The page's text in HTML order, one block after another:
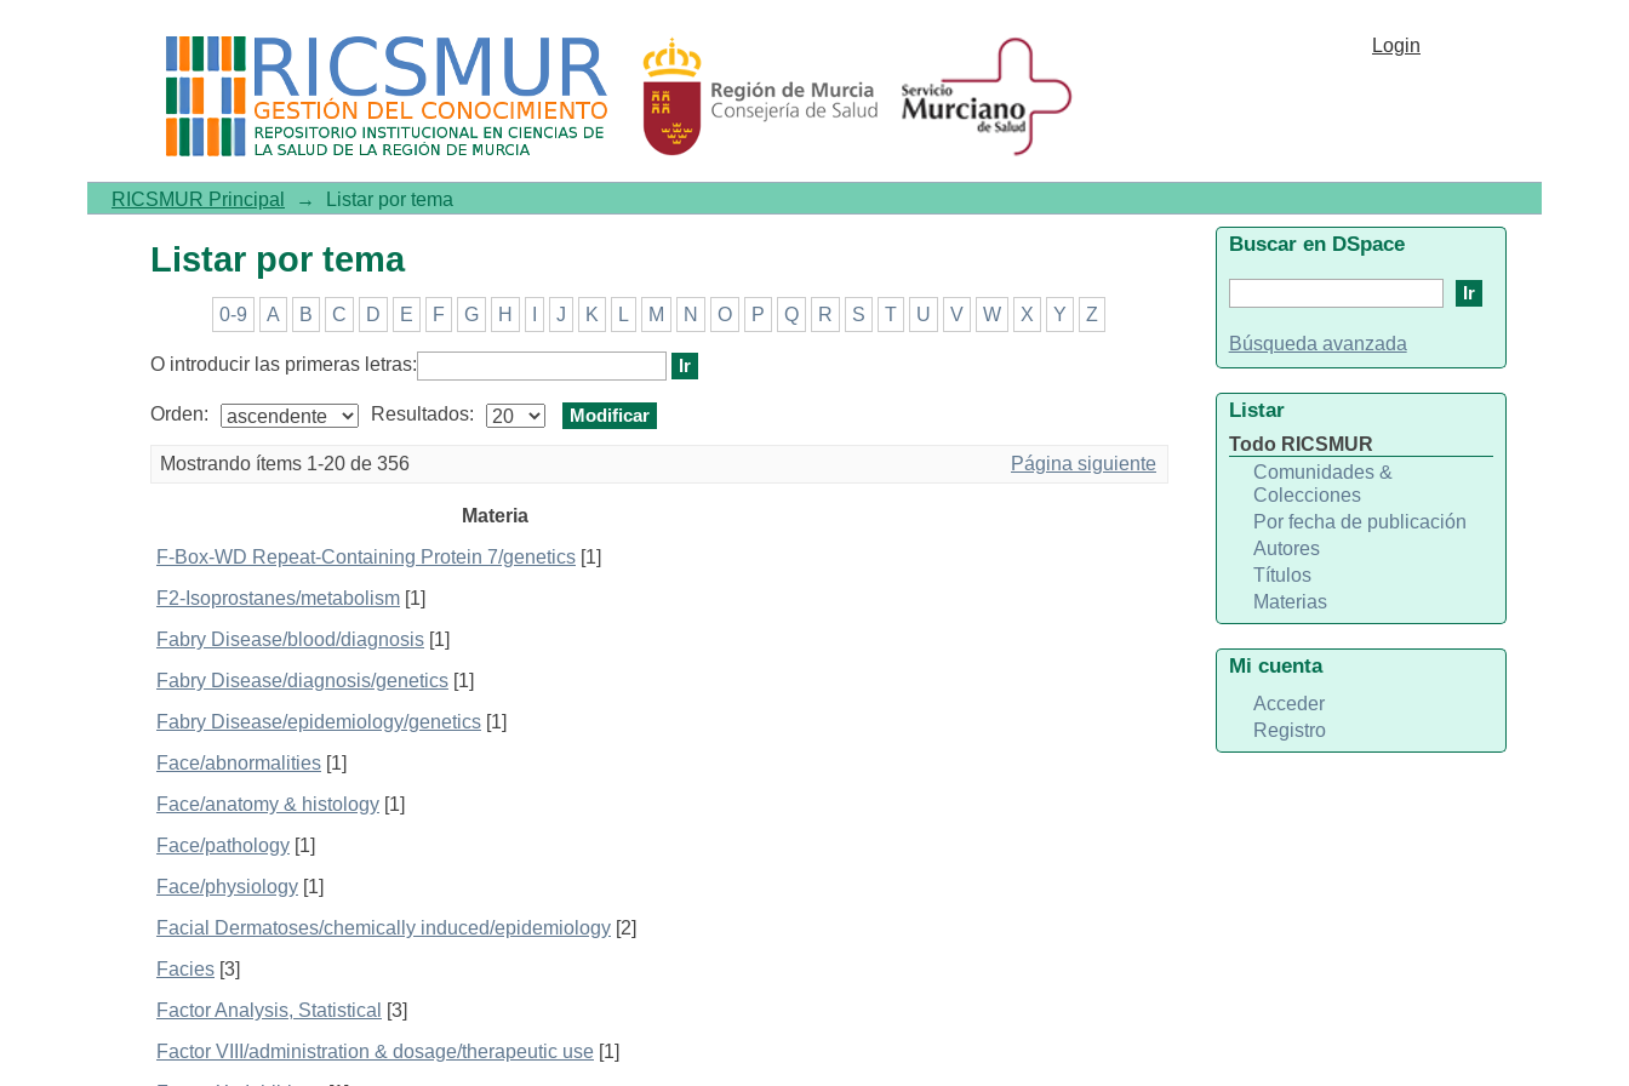
Listar por tema Login
RICSMUR Principal → Listar por tema
Listar por tema
0-9 A B C D E F G H J K L M N O P Q R S T U V W X Y Z
O introducir las primeras letras:
Orden: Resultados:
Mostrando ítems 1-20 de 356 Página siguiente
Materia
F-Box-WD Repeat-Containing Protein 7/genetics[1]
F2-Isoprostanes/metabolism[1]
Fabry Disease/blood/diagnosis[1]
Fabry Disease/diagnosis/genetics[1]
Fabry Disease/epidemiology/genetics[1]
Face/abnormalities[1]
Face/anatomy & histology[1]
Face/pathology[1]
Face/physiology[1]
Facial Dermatoses/chemically induced/epidemiology[2]
Facies[3]
Factor Analysis, Statistical
[3]
Factor VIII/administration & dosage/therapeutic use[1]
Buscar en DSpace
Búsqueda avanzada
Listar
Todo RICSMUR
Comunidades &
Colecciones
Por fecha de publicación
Autores
Títulos
Materias
Mi cuenta
Acceder
Registro